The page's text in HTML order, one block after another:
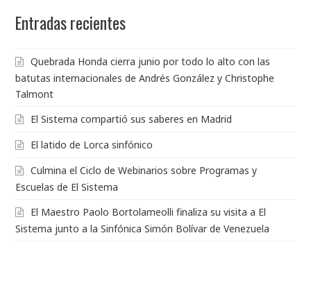
Entradas recientes
Quebrada Honda cierra junio por todo lo alto con las
batutas internacionales de Andrés González y Christophe
Talmont
El Sistema compartió sus saberes en Madrid
El latido de Lorca sinfónico
Culmina el Ciclo de Webinarios sobre Programas y
Escuelas de El Sistema
El Maestro Paolo Bortolameolli finaliza su visita a El
Sistema junto a la Sinfónica Simón Bolívar de Venezuela